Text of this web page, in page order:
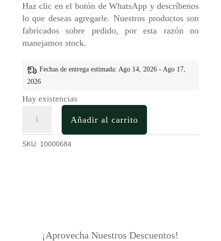
Haz clic en el botón de WhatsApp y descríbenos
lo que deseas agregarle. Nuestros productos son
fabricados sobre pedido, por esta razón no
manejamos stock.
Fechas de entrega estimada: Ago 14, 2026 - Ago 17,
2026
Hay existencias
Familia
4
Jirafas
Añadir al carrito
SKU: 10000684
¡Aprovecha Nuestros Descuentos!